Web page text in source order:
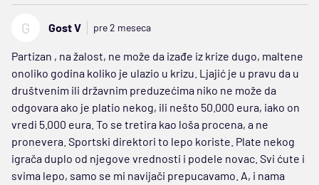
G Gost V pre 2 meseca
Partizan , na žalost, ne može da izađe iz krize dugo, maltene
onoliko godina koliko je ulazio u krizu. Ljajić je u pravu da u
društvenim ili državnim preduzećima niko ne može da
odgovara ako je platio nekog, ili nešto 50.000 eura, iako on
vredi 5.000 eura. To se tretira kao loša procena, a ne
pronevera. Sportski direktori to lepo koriste. Plate nekog
igrača duplo od njegove vrednosti i podele novac. Svi ćute i
svima lepo, samo se mi navijači prepucavamo. A, i nama